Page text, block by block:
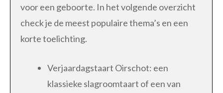
voor een geboorte. In het volgende overzicht
check je de meest populaire thema’s en een
korte toelichting.
Verjaardagstaart Oirschot: een
klassieke slagroomtaart of een van